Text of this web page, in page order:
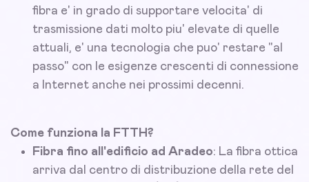
fibra e' in grado di supportare velocita' di
trasmissione dati molto piu' elevate di quelle
attuali, e' una tecnologia che puo' restare "al
passo" con le esigenze crescenti di connessione
a Internet anche nei prossimi decenni.
Come funziona la FTTH?
Fibra fino all'edificio ad Aradeo: La fibra ottica
arriva dal centro di distribuzione della rete del